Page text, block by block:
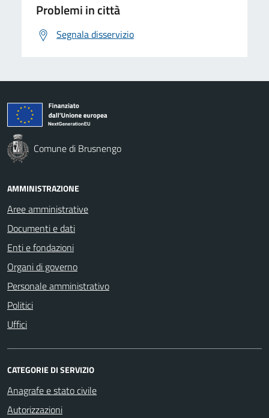
Problemi in città
Segnala disservizio
Comune di Brusnengo
AMMINISTRAZIONE
Aree amministrative
Documenti e dati
Enti e fondazioni
Organi di governo
Personale amministrativo
Politici
Uffici
CATEGORIE DI SERVIZIO
Anagrafe e stato civile
Autorizzazioni